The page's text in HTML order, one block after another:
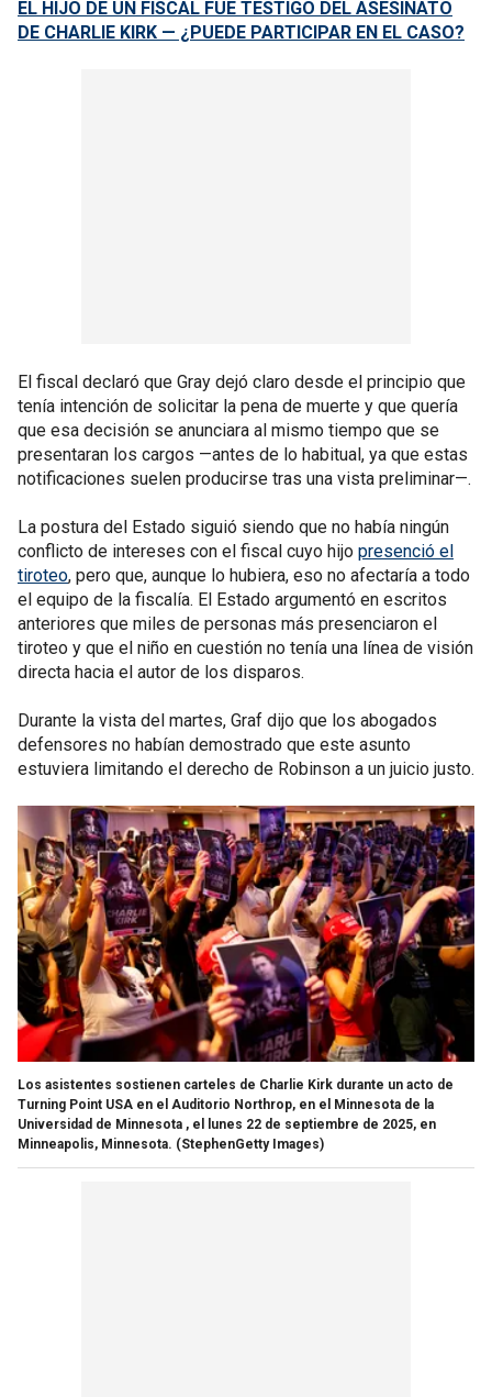
EL HIJO DE UN FISCAL FUE TESTIGO DEL ASESINATO
DE CHARLIE KIRK — ¿PUEDE PARTICIPAR EN EL CASO?
El fiscal declaró que Gray dejó claro desde el principio que
tenía intención de solicitar la pena de muerte y que quería
que esa decisión se anunciara al mismo tiempo que se
presentaran los cargos —antes de lo habitual, ya que estas
notificaciones suelen producirse tras una vista preliminar—.
La postura del Estado siguió siendo que no había ningún
conflicto de intereses con el fiscal cuyo hijo presenció el
tiroteo, pero que, aunque lo hubiera, eso no afectaría a todo
el equipo de la fiscalía. El Estado argumentó en escritos
anteriores que miles de personas más presenciaron el
tiroteo y que el niño en cuestión no tenía una línea de visión
directa hacia el autor de los disparos.
Durante la vista del martes, Graf dijo que los abogados
defensores no habían demostrado que este asunto
estuviera limitando el derecho de Robinson a un juicio justo.
Los asistentes sostienen carteles de Charlie Kirk durante un acto de
Turning Point USA en el Auditorio Northrop, en el Minnesota de la
Universidad de Minnesota , el lunes 22 de septiembre de 2025, en
Minneapolis, Minnesota. (StephenGetty Images)